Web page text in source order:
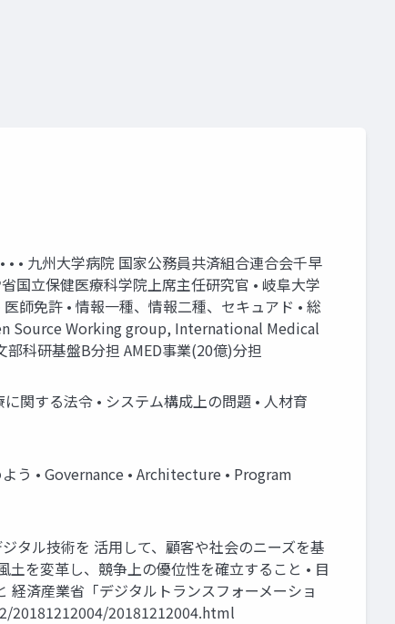
• • 九州大学病院 国家公務員共済組合連合会千早
国立保健医療科学院上席主任研究官 • 岐阜大学
師免許 • 情報一種、情報二種、セキュアド • 総
Source Working group, International Medical
科研基盤B分担 AMED事業(20億)分担
関する法令 • システム構成上の問題 • 人材育
う • Governance • Architecture • Program
タル技術を 活用して、顧客や社会のニーズを基
を変革し、競争上の優位性を確立すること • 目
経済産業省「デジタルトランスフォーメーショ
20181212004/20181212004.html